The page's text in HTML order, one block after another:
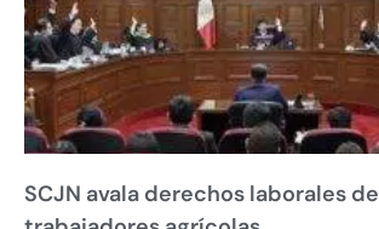
SCJN avala derechos laborales de